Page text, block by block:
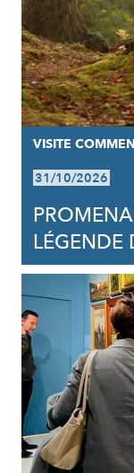
VISITE
31/10/2026